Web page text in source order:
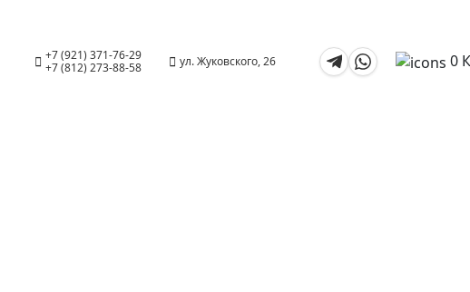
+7 (921) 371-76-29
+7 (812) 273-88-58
ул. Жуковского, 26 0